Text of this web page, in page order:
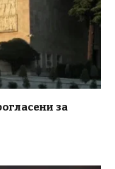
за